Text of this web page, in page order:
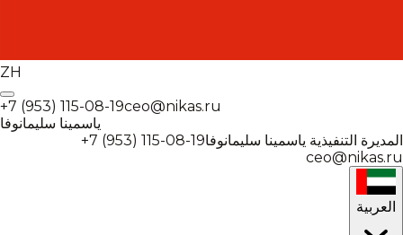
ZH
+7 (953) 115-08-19ceo@nikas.ru
ياسمينا سليمانوفا
المديرة التنفيذية ياسمينا سليمانوفا+7 (953) 115-08-19
ceo@nikas.ru
العربية